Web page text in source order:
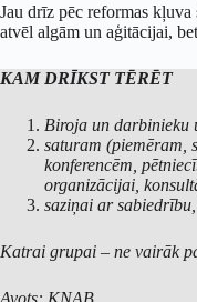
Jau drīz pēc reformas
atvēl algām un aģitācijai,
KAM DRĪKST TĒRĒT
Biroja un darbinieku
saturam (piemēram,
konferencēm,
organizācijai,
saziņai ar
Katrai grupai – ne vairāk
Avots: KNAB